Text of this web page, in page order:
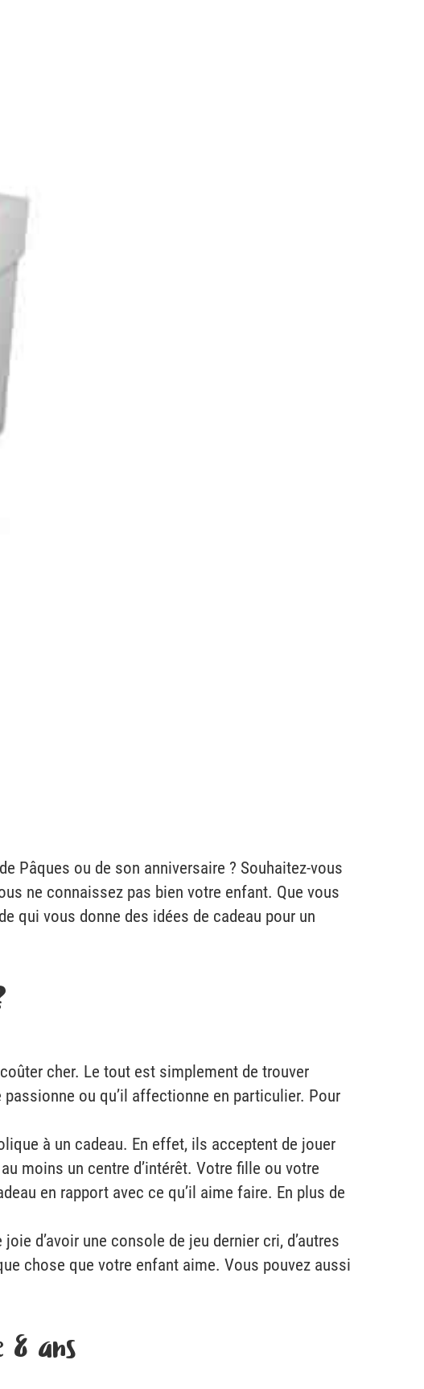
Pâques ou de son anniversaire ? Souhaitez-vous
ne connaissez pas bien votre enfant. Que vous
qui vous donne des idées de cadeau pour un
cher. Le tout est simplement de trouver
ou qu’il affectionne en particulier. Pour
à un cadeau. En effet, ils acceptent de jouer
moins un centre d’intérêt. Votre fille ou votre
en rapport avec ce qu’il aime faire. En plus de
d’avoir une console de jeu dernier cri, d’autres
chose que votre enfant aime. Vous pouvez aussi
8 ans